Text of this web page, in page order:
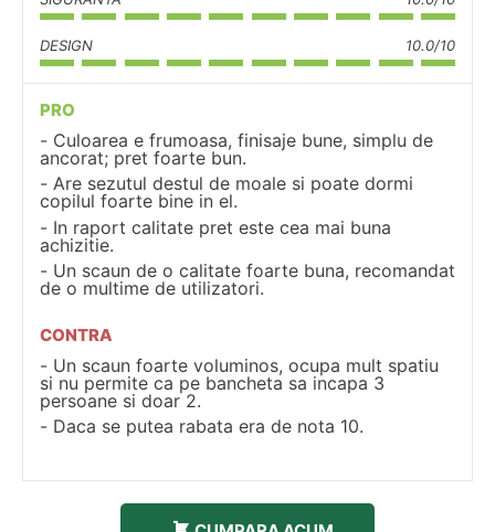
DESIGN 10.0/10
PRO
Culoarea e frumoasa, finisaje bune, simplu de
ancorat; pret foarte bun.
Are sezutul destul de moale si poate dormi
copilul foarte bine in el.
In raport calitate pret este cea mai buna
achizitie.
Un scaun de o calitate foarte buna, recomandat
de o multime de utilizatori.
CONTRA
Un scaun foarte voluminos, ocupa mult spatiu
si nu permite ca pe bancheta sa incapa 3
persoane si doar 2.
Daca se putea rabata era de nota 10.